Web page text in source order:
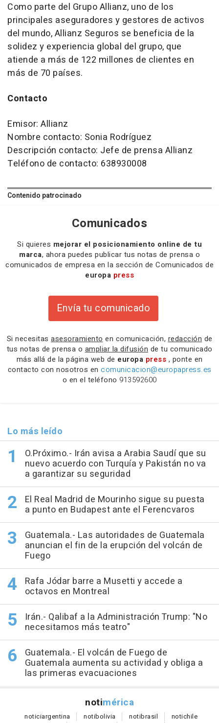
Como parte del Grupo Allianz, uno de los
principales aseguradores y gestores de activos
del mundo, Allianz Seguros se beneficia de la
solidez y experiencia global del grupo, que
atiende a más de 122 millones de clientes en
más de 70 países.
Contacto
Emisor: Allianz
Nombre contacto: Sonia Rodríguez
Descripción contacto: Jefe de prensa Allianz
Teléfono de contacto: 638930008
Contenido patrocinado
Comunicados
Si quieres mejorar el posicionamiento online de tu
marca, ahora puedes publicar tus notas de prensa o
comunicados de empresa en la sección de Comunicados de
europa press
Envía tu comunicado
Si necesitas asesoramiento en comunicación, redacción de
tus notas de prensa o ampliar la difusión de tu comunicado
más allá de la página web de europa press , ponte en
contacto con nosotros en comunicacion@europapress.es
o en el teléfono 913592600
Lo más leído
O.Próximo.- Irán avisa a Arabia Saudí que su
nuevo acuerdo con Turquía y Pakistán no va
a garantizar su seguridad
El Real Madrid de Mourinho sigue su puesta
a punto en Budapest ante el Ferencvaros
Guatemala.- Las autoridades de Guatemala
anuncian el fin de la erupción del volcán de
Fuego
Rafa Jódar barre a Musetti y accede a
octavos en Montreal
Irán.- Qalibaf a la Administración Trump: "No
necesitamos más teatro"
Guatemala.- El volcán de Fuego de
Guatemala aumenta su actividad y obliga a
las primeras evacuaciones
notimérica
noticiargentina notibolivia notibrasil notichile